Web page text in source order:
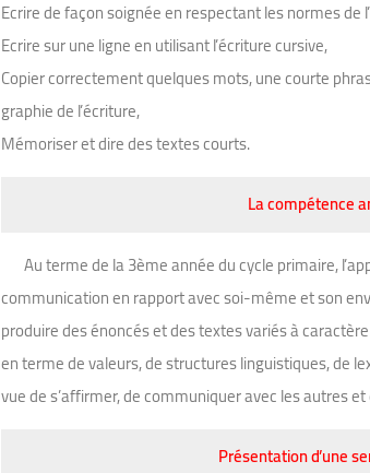
Ecrire de façon soignée en respectant les normes
Ecrire sur une ligne en utilisant l’écriture cursive,
Copier correctement quelques mots, une courte
graphie de l’écriture,
Mémoriser et dire des textes courts.
La compétence
Au terme de la 3ème année du cycle primaire,
communication en rapport avec soi-même et son
produire des énoncés et des textes variés à
en terme de valeurs, de structures linguistiques, de
vue de s’affirmer, de communiquer avec les autres
Présentation d’une